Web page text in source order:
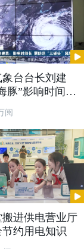
和机制协
事的时间和
实现了公共
“三省一
台台长刘建
豚”影响时间长
阅
进供电营业厅
约用电知识